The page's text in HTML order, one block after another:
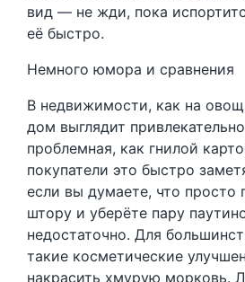
вид — не жди, пока
её быстро.
Немного юмора и сравнения
В недвижимости, как на
дом выглядит
проблемная, как гнилой
покупатели это быстро
если вы думаете, что просто
штору и уберёте пару
недостаточно. Для
такие косметические
накрасить хмурую морковь.